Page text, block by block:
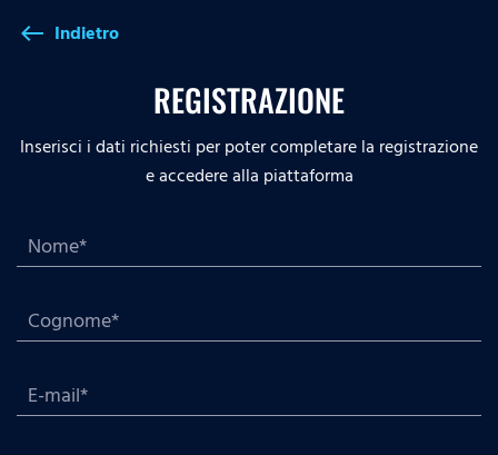
west Indietro
REGISTRAZIONE
Inserisci i dati richiesti per poter completare la registrazione
e accedere alla piattaforma